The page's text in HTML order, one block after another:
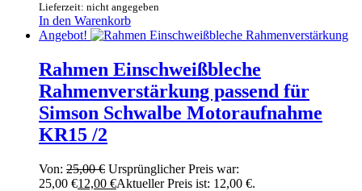
Lieferzeit: nicht angegeben
In den Warenkorb
Angebot!
Rahmen Einschweißbleche
Rahmenverstärkung passend für
Simson Schwalbe Motoraufnahme
KR15 /2
Von: 25,00€ Ursprünglicher Preis war:
25,00 €12,00 €Aktueller Preis ist: 12,00 €.